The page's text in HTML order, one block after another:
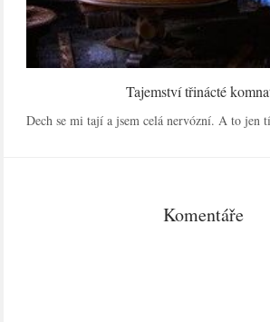
Tajemství třinácté
Dech se mi tají a jsem celá nervózní. A to
Komentáře